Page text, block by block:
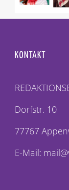
KONTAKT
Dorfstr. 10
77767
E-Mail: